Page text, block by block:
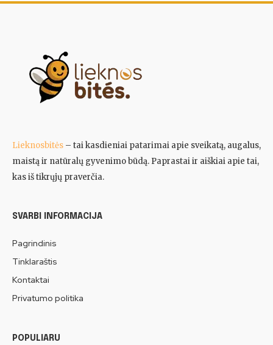
Lieknosbitės – tai kasdieniai patarimai apie sveikatą, augalus,
maistą ir natūralų gyvenimo būdą. Paprastai ir aiškiai apie tai,
kas iš tikrųjų praverčia.
SVARBI INFORMACIJA
Pagrindinis
Tinklaraštis
Kontaktai
Privatumo politika
POPULIARU